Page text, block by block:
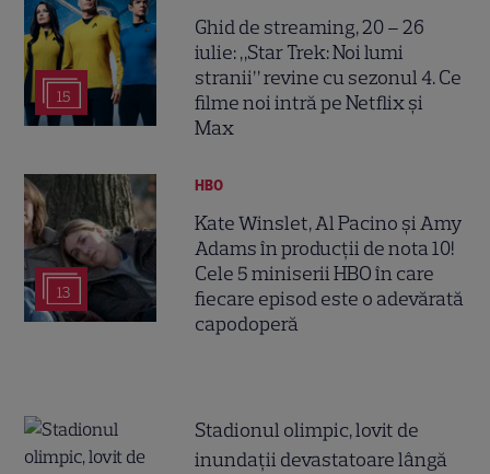
15
Ghid de streaming, 20 – 26
iulie: „Star Trek: Noi lumi
stranii” revine cu sezonul 4. Ce
filme noi intră pe Netflix și
Max
13
HBO
Kate Winslet, Al Pacino și Amy
Adams în producții de nota 10!
Cele 5 miniserii HBO în care
fiecare episod este o adevărată
capodoperă
Stadionul olimpic, lovit de
inundații devastatoare lângă